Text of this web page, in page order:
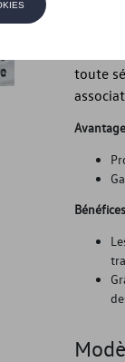
La
toute
Bénéfices